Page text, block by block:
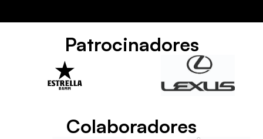
Patrocinadores
Colaboradores